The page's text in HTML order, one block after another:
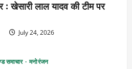
लाल यादव की टीम पर
July 24, 2026
समाचार मनोरंजन